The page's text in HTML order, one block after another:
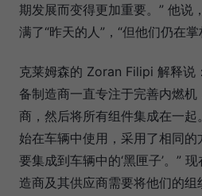
期发展而变得更加重要。” 他说
满了“昨天的人”，“但他们仍在掌
克莱姆森的 Zoran Filipi 解释说
备制造商一直专注于完善内燃
商，然后将所有组件集成在一
始在车辆中使用，采用了相同
要集成到车辆中的‘黑匣子’。”
造商及其供应商需要将他们的